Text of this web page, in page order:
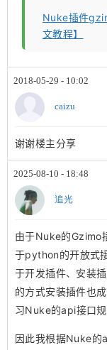
Nuke插件
文教程】
2018-05-29 - 10:02
caizu
谢谢楼主分享
2025-08-10 - 18:48
追光
由于Nuke的Gzimo
于python的开放式
于开发插件、安装
的方式安装插件也
习Nuke的api接口规
因此我根据Nuke的